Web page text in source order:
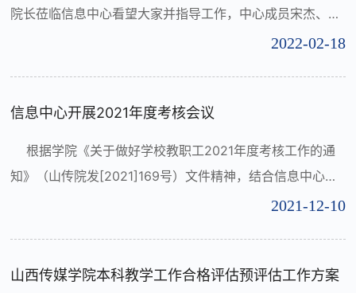
院长莅临信息中心看望大家并指导工作，中心成员宋杰、王
治国、王江滨、闫文斌、李鑫、张九天、郝雅丽参加了会
作思路、计划和安排。郭院长对中心工作进行了充分肯定，
希望大家把之前的扫尾工作做好，按照学校疫情防控和安全
稳定工作的主体责任...
2022-02-18
信息中心开展2021年度考核会议
根据学院《关于做好学校教职工2021年度考核工作的通
知》（山传院发[2021]169号）文件精神，结合信息中心实
际，12月10日下午，在中心会议室进行中心2021年度考
主要有以下内容：一、安剑峰副主任首先将中心所属公共教
2021-12-10
山西传媒学院本科教学工作合格评估预评估工作方案